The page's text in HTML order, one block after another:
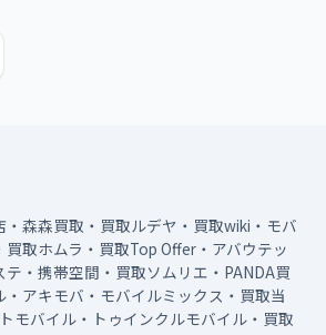
・森森買取・買取ルデヤ・買取wiki・モバ
取ホムラ・買取Top Offer・アバウテッ
・携帯空間・買取ソムリエ・PANDA買
アキモバ・モバイルミックス・買取当
モバイル・トゥインクルモバイル・買取